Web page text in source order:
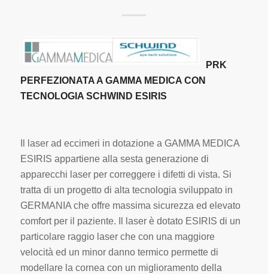
PRK
PERFEZIONATA A GAMMA MEDICA CON
TECNOLOGIA SCHWIND ESIRIS
Il laser ad eccimeri in dotazione a GAMMA MEDICA
ESIRIS appartiene alla sesta generazione di
apparecchi laser per correggere i difetti di vista. Si
tratta di un progetto di alta tecnologia sviluppato in
GERMANIA che offre massima sicurezza ed elevato
comfort per il paziente. Il laser è dotato ESIRIS di un
particolare raggio laser che con una maggiore
velocità ed un minor danno termico permette di
modellare la cornea con un miglioramento della